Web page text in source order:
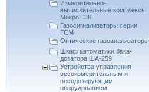
Измерительно-
вычислительные комплекcы
МикроТЭК
Газосигнализаторы серии
ГСМ
Оптические газоанализаторы
Шкаф автоматики бака-
дозатора ША-259
Устройства управления
весоизмерительным и
весодозирующим
оборудованием